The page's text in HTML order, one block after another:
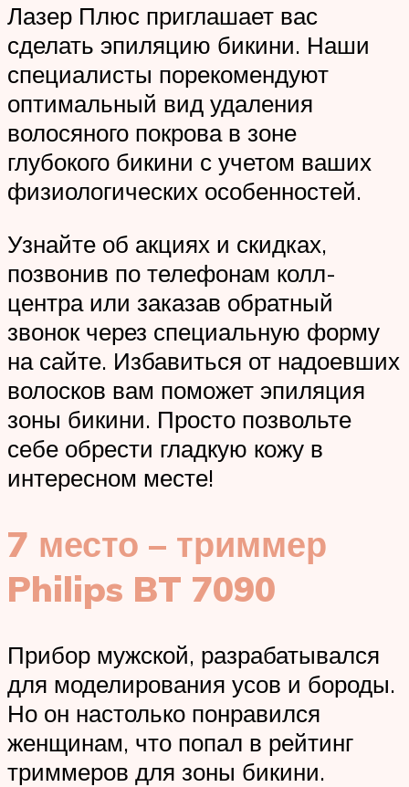
Лазер Плюс приглашает вас
сделать эпиляцию бикини. Наши
специалисты порекомендуют
оптимальный вид удаления
волосяного покрова в зоне
глубокого бикини с учетом ваших
физиологических особенностей.
Узнайте об акциях и скидках,
позвонив по телефонам колл-
центра или заказав обратный
звонок через специальную форму
на сайте. Избавиться от надоевших
волосков вам поможет эпиляция
зоны бикини. Просто позвольте
себе обрести гладкую кожу в
интересном месте!
7 место – триммер
Philips BT 7090
Прибор мужской, разрабатывался
для моделирования усов и бороды.
Но он настолько понравился
женщинам, что попал в рейтинг
триммеров для зоны бикини.